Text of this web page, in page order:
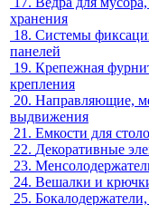
хранения
18. Системы
панелей
19. Крепежная
крепления
20. Направляющие,
выдвижения
21. Емкости для
22. Декоративные
23.
24. Вешалки и
25.